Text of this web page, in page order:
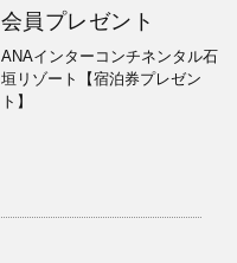
会員プレゼント
ANAインターコンチネンタル石
垣リゾート【宿泊券プレゼン
ト】